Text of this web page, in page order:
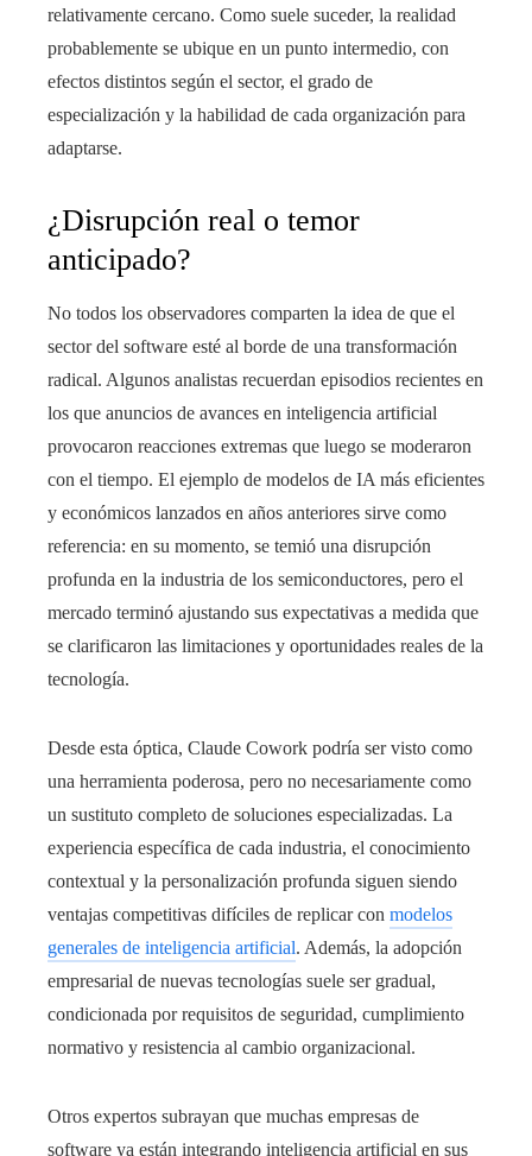
relativamente cercano. Como suele suceder, la realidad
probablemente se ubique en un punto intermedio, con
efectos distintos según el sector, el grado de
especialización y la habilidad de cada organización para
adaptarse.
¿Disrupción real o temor
anticipado?
No todos los observadores comparten la idea de que el
sector del software esté al borde de una transformación
radical. Algunos analistas recuerdan episodios recientes en
los que anuncios de avances en inteligencia artificial
provocaron reacciones extremas que luego se moderaron
con el tiempo. El ejemplo de modelos de IA más eficientes
y económicos lanzados en años anteriores sirve como
referencia: en su momento, se temió una disrupción
profunda en la industria de los semiconductores, pero el
mercado terminó ajustando sus expectativas a medida que
se clarificaron las limitaciones y oportunidades reales de la
tecnología.
Desde esta óptica, Claude Cowork podría ser visto como
una herramienta poderosa, pero no necesariamente como
un sustituto completo de soluciones especializadas. La
experiencia específica de cada industria, el conocimiento
contextual y la personalización profunda siguen siendo
ventajas competitivas difíciles de replicar con modelos
generales de inteligencia artificial. Además, la adopción
empresarial de nuevas tecnologías suele ser gradual,
condicionada por requisitos de seguridad, cumplimiento
normativo y resistencia al cambio organizacional.
Otros expertos subrayan que muchas empresas de
software ya están integrando inteligencia artificial en sus